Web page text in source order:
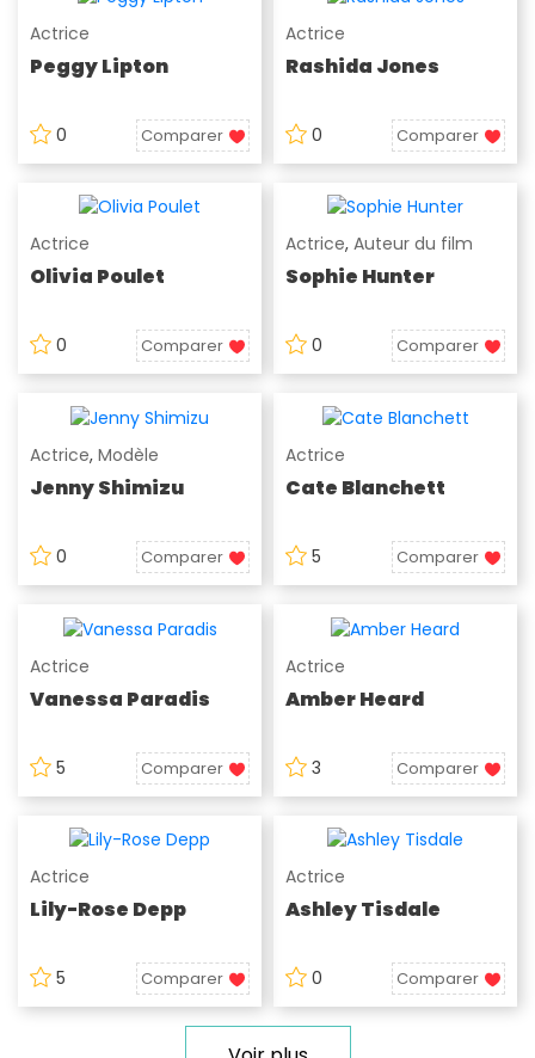
Actrice
Peggy Lipton
0 Comparer
Actrice
Rashida Jones
0 Comparer
Actrice
Olivia Poulet
0 Comparer
Actrice, Auteur du film
Sophie Hunter
0 Comparer
Actrice, Modèle
Jenny Shimizu
0 Comparer
Actrice
Cate Blanchett
5 Comparer
Actrice
Vanessa Paradis
5 Comparer
Actrice
Amber Heard
3 Comparer
Actrice
Lily-Rose Depp
5 Comparer
Actrice
Ashley Tisdale
0 Comparer